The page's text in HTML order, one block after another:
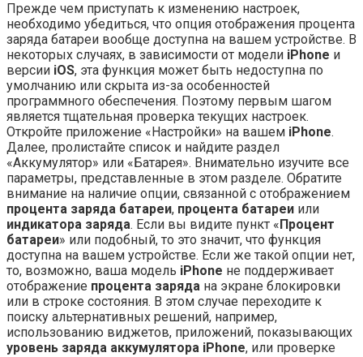
Прежде чем приступать к изменению настроек,
необходимо убедиться, что опция отображения процента
заряда батареи вообще доступна на вашем устройстве. В
некоторых случаях, в зависимости от модели iPhone и
версии iOS, эта функция может быть недоступна по
умолчанию или скрыта из-за особенностей
программного обеспечения. Поэтому первым шагом
является тщательная проверка текущих настроек.
Откройте приложение «Настройки» на вашем iPhone.
Далее, пролистайте список и найдите раздел
«Аккумулятор» или «Батарея». Внимательно изучите все
параметры, представленные в этом разделе. Обратите
внимание на наличие опции, связанной с отображением
процента заряда батареи, процента батареи или
индикатора заряда. Если вы видите пункт « Процент
батареи» или подобный, то это значит, что функция
доступна на вашем устройстве. Если же такой опции нет,
то, возможно, ваша модель iPhone не поддерживает
отображение процента заряда на экране блокировки
или в строке состояния. В этом случае переходите к
поиску альтернативных решений, например,
использованию виджетов, приложений, показывающих
уровень заряда аккумулятора iPhone, или проверке